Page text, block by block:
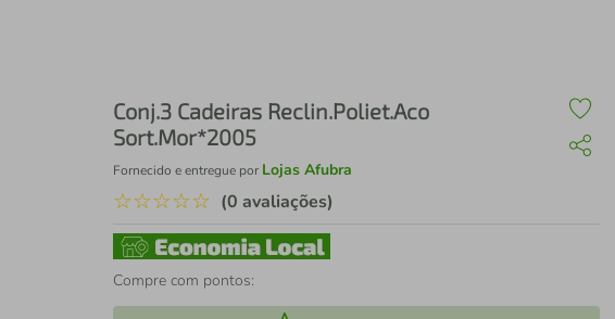
Conj.3 Cadeiras Reclin.Poliet.Aco
Sort.Mor*2005
Fornecido e entregue por Lojas Afubra
☆☆☆☆☆ (0 avaliações)
Compre com pontos: